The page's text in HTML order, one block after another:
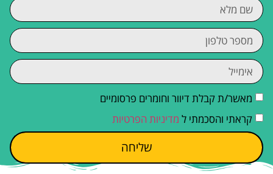
מאשר/ת קבלת דיוור וחומרים פרסומיים
קראתי והסכמתי ל מדיניות הפרטיות
שליחה